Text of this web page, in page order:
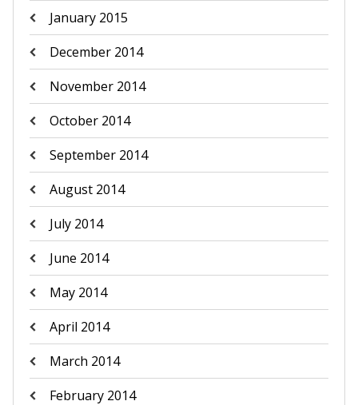
January 2015
December 2014
November 2014
October 2014
September 2014
August 2014
July 2014
June 2014
May 2014
April 2014
March 2014
February 2014